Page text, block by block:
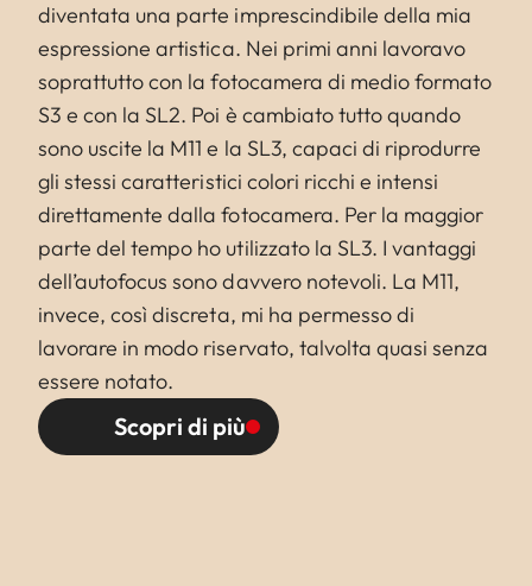
diventata una parte imprescindibile della mia
espressione artistica. Nei primi anni lavoravo
soprattutto con la fotocamera di medio formato
S3 e con la SL2. Poi è cambiato tutto quando
sono uscite la M11 e la SL3, capaci di riprodurre
gli stessi caratteristici colori ricchi e intensi
direttamente dalla fotocamera. Per la maggior
parte del tempo ho utilizzato la SL3. I vantaggi
dell’autofocus sono davvero notevoli. La M11,
invece, così discreta, mi ha permesso di
lavorare in modo riservato, talvolta quasi senza
essere notato.
Scopri di più